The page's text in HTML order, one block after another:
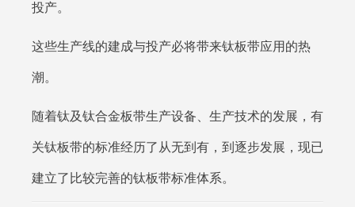
投产。
这些生产线的建成与投产必将带来钛板带应用的热
潮。
随着钛及钛合金板带生产设备、生产技术的发展，有
关钛板带的标准经历了从无到有，到逐步发展，现已
建立了比较完善的钛板带标准体系。